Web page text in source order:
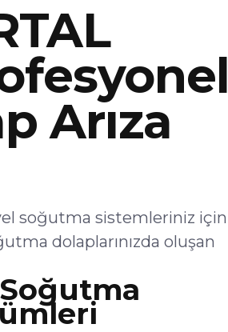
Arıza
soğutma sistemleriniz için
dolaplarınızda oluşan